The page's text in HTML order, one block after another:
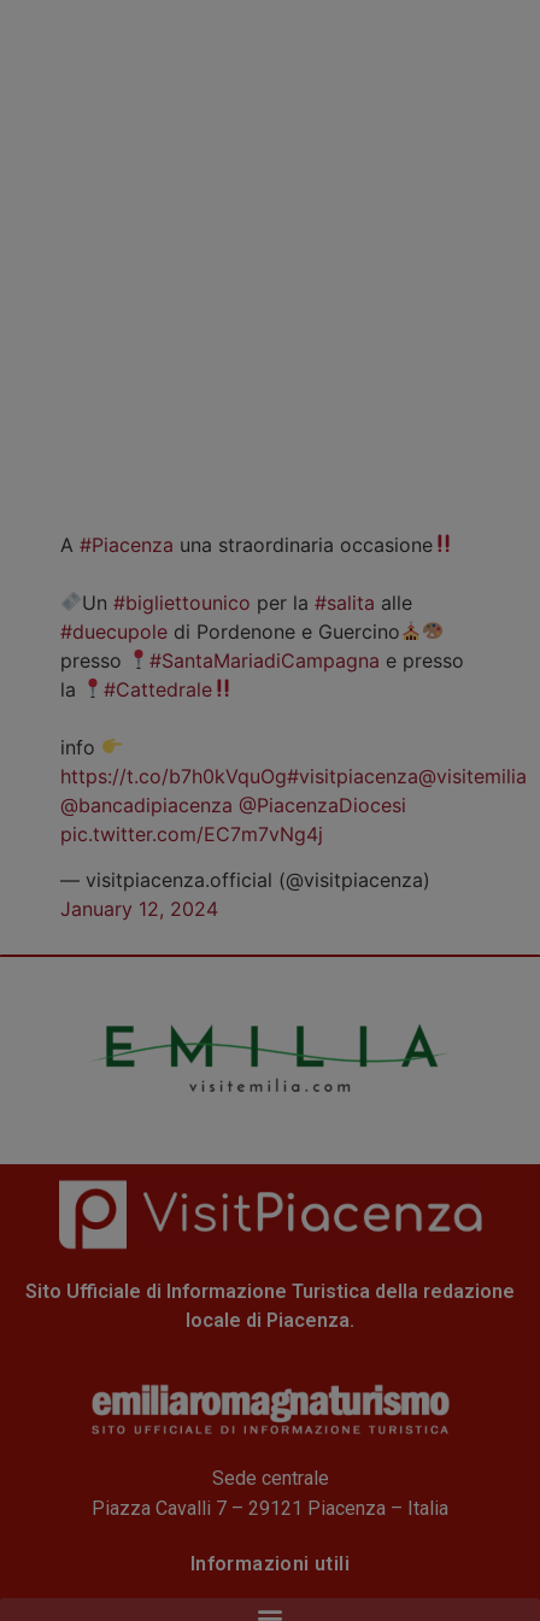
A #Piacenza una straordinaria occasione
Un#bigliettounico per la#salita alle
#duecupole di Pordenone e Guercino
presso
#SantaMariadiCampagna e presso
la
#Cattedrale
info
https://t.co/b7h0kVquOg#visitpiacenza@visitemilia
@bancadipiacenza @PiacenzaDiocesi
pic.twitter.com/EC7m7vNg4j
— visitpiacenza.official (@visitpiacenza)
January 12, 2024
Sito Ufficiale di Informazione Turistica della redazione
locale di Piacenza.
Sede centrale
Piazza Cavalli 7 – 29121 Piacenza – Italia
Informazioni utili